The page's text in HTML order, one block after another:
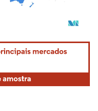
atribuição conforme CC BY 4.0.